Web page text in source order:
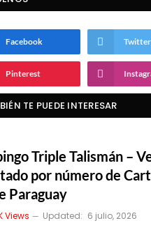
Facebook Twitter
Pinterest
TE PUEDE INTERESAR
Triple Talismán –
por número de
Paraguay
Views Updated: 6 julio, 2026